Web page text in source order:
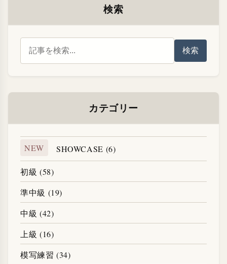
検索
検索
カテゴリー
NEW SHOWCASE (6)
初級 (58)
準中級 (19)
中級 (42)
上級 (16)
模写練習 (34)